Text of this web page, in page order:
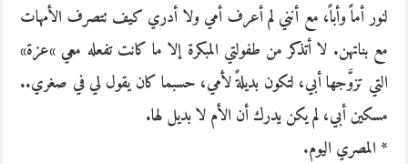
لنور أماً وأباً، مع أنني لم أعرف أمي ولا أدري كيف تتصرف الأمهات
مع بناتهن. لا أتذكر من طفولتي المبكرة إلا ما كانت تفعله معي »عزة»
التي تزوَّجها أبي، لتكون بديلةً لأمي، حسبما كان يقول لي في صغري..
مسكين أبي، لم يكن يدرك أن الأم لا بديل لها.
* المصري اليوم.